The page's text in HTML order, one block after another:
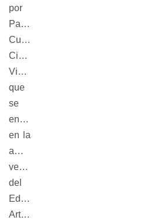
por
Paseo
Cultural
Ciudad
Vieja)
que
se
encuentra
en la
amplia
vereda
del
Edificio
Artigas,